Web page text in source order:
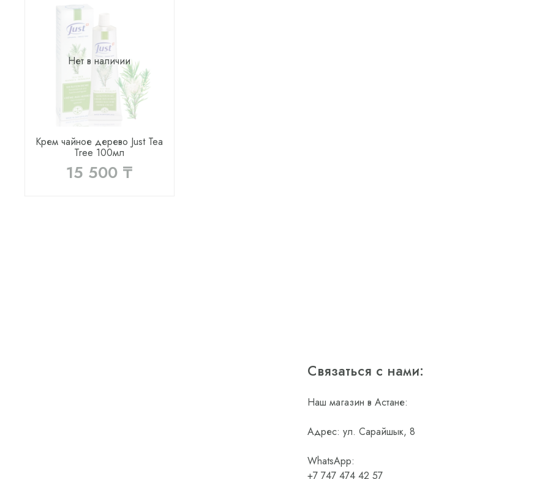
Нет в наличии
Крем чайное дерево Just Tea
Tree 100мл
15 500 ₸
Связаться с нами:
Наш магазин в Астане:
Адрес: ул. Сарайшык, 8
WhatsApp:
+7 747 474 42 57